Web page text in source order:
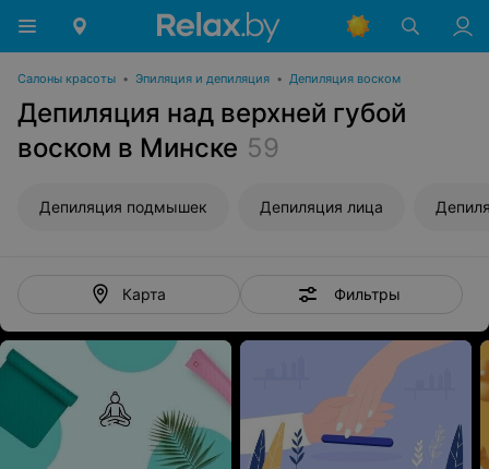
Салоны красоты • Эпиляция и депиляция • Депиляция воском
Депиляция над верхней губой
воском в Минске 59
Депиляция подмышек Депиляция лица
Карта Фильтры